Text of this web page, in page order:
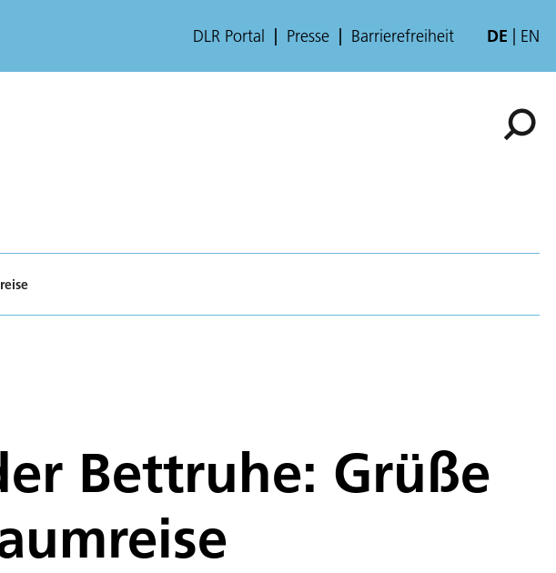
DLR Portal Presse Barrierefreiheit DE EN
Bettruhe: Grüße